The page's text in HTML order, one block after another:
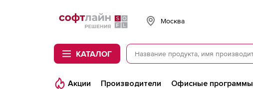
Softline
Москва
КАТАЛОГ
Акции Производители Офисные программы